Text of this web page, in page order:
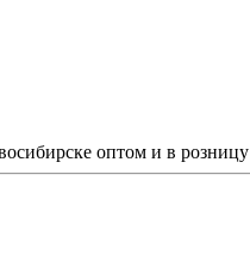
оптом и в розницу